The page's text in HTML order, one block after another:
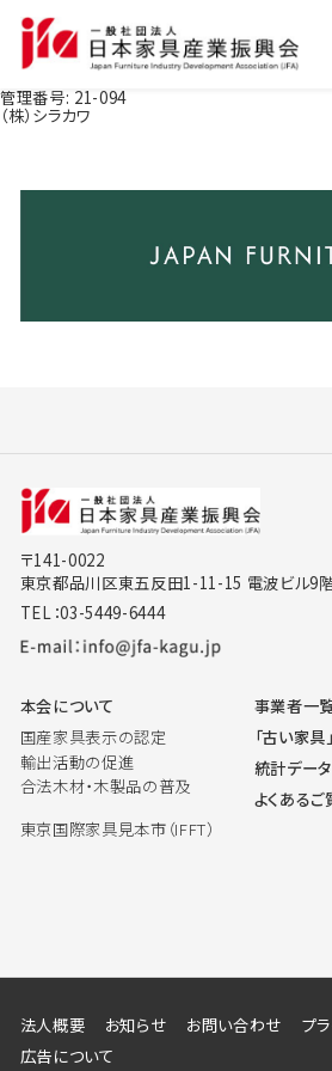
管理番号: 21-094
（株）シラカワ
〒141-0022
東京都品川区東五反田1-11-15 電波ビル9
TEL：03-5449-6444
本会について
国産家具表示の認定
輸出活動の促進
合法木材・木製品の普及
東京国際家具見本市（IFFT）
事業者一
「古い家
統計データ
よくあるご
法人概要 お知らせ お問い合わせ
プ
広告について